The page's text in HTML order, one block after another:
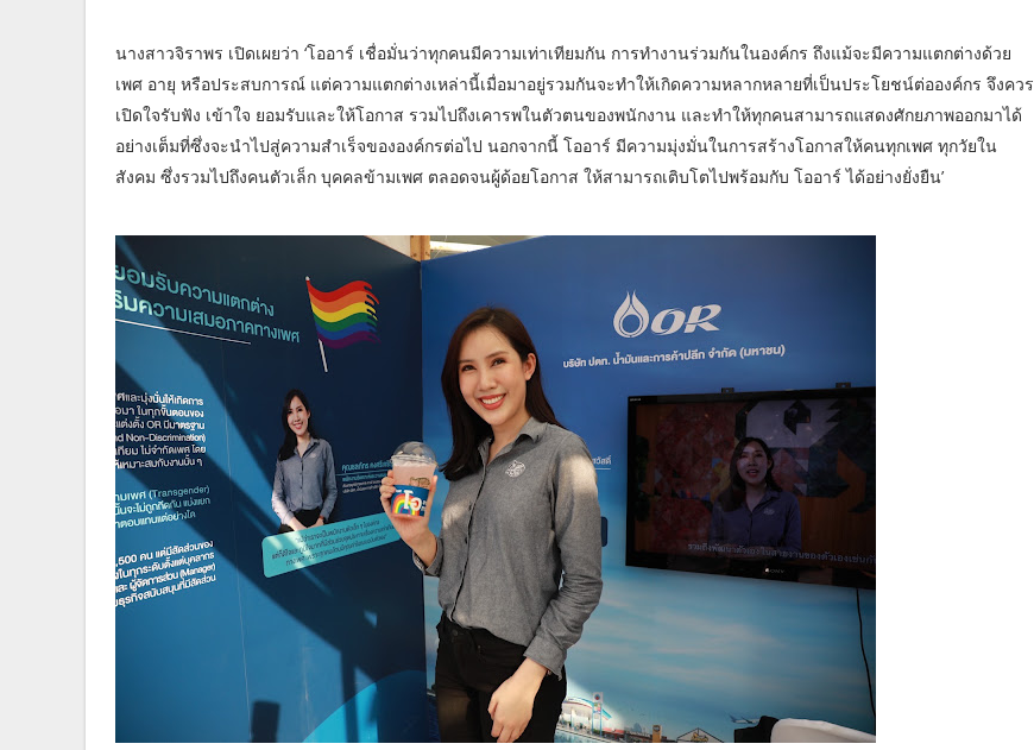
นางสาวจิราพร เปิดเผยว่า ‘โออาร์ เชื่อมั่นว่าทุกคนมีความเท่าเทียมกัน การทำงานร่วมกันในองค์กร ถึงแม้จะมีความแตกต่างด้วย
เพศ อายุ หรือประสบการณ์ แต่ความแตกต่างเหล่านี้เมื่อมาอยู่รวมกันจะทำให้เกิดความหลากหลายที่เป็นประโยชน์ต่อองค์กร จึงควร
เปิดใจรับฟัง เข้าใจ ยอมรับและให้โอกาส รวมไปถึงเคารพในตัวตนของพนักงาน และทำให้ทุกคนสามารถแสดงศักยภาพออกมาได้
อย่างเต็มที่ซึ่งจะนำไปสู่ความสำเร็จขององค์กรต่อไป นอกจากนี้ โออาร์ มีความมุ่งมั่นในการสร้างโอกาสให้คนทุกเพศ ทุกวัยใน
สังคม ซึ่งรวมไปถึงคนตัวเล็ก บุคคลข้ามเพศ ตลอดจนผู้ด้อยโอกาส ให้สามารถเติบโตไปพร้อมกับ โออาร์ ได้อย่างยั่งยืน’